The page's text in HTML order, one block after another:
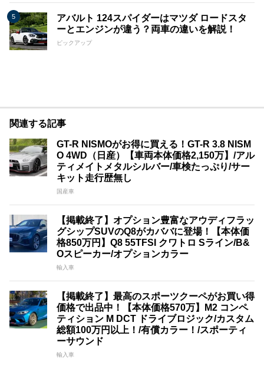
アバルト 124スパイダーはマツダ ロードスタ
ーとエンジンが違う？両車の違いを解説！
ピックアップ
関連する記事
GT-R NISMOがお得に買える！GT-R 3.8 NISM
O 4WD（日産）【車両本体価格2,150万】/アル
ティメイトメタルシルバー/車検たっぷり/サー
キット走行歴無し
国産車
【掲載終了】オプション豊富なアウディフラッ
グシップSUVのQ8がカババに登場！【本体価
格850万円】Q8 55TFSI クワトロ Sライン/B&
Oスピーカー/オプションカラー
輸入車
【掲載終了】最高のスポーツクーペがお買い得
価格で出品中！【本体価格570万】M2 コンペ
ティション M DCT ドライブロジック/カスタム
総額100万円以上！/有償カラー！/スポーティ
ーサウンド
輸入車